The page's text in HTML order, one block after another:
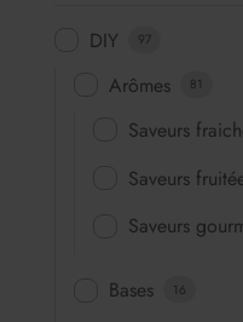
DIY 97
Arômes 81
Saveurs
Saveurs
Saveurs
Bases 16